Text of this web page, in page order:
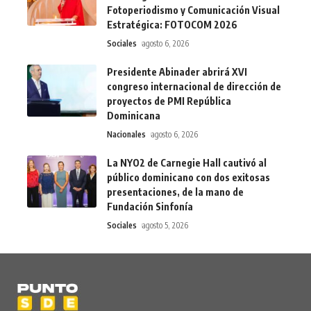
Fotoperiodismo y Comunicación Visual
Estratégica: FOTOCOM 2026
Sociales agosto 6, 2026
Presidente Abinader abrirá XVI
congreso internacional de dirección de
proyectos de PMI República
Dominicana
Nacionales agosto 6, 2026
La NYO2 de Carnegie Hall cautivó al
público dominicano con dos exitosas
presentaciones, de la mano de
Fundación Sinfonía
Sociales agosto 5, 2026